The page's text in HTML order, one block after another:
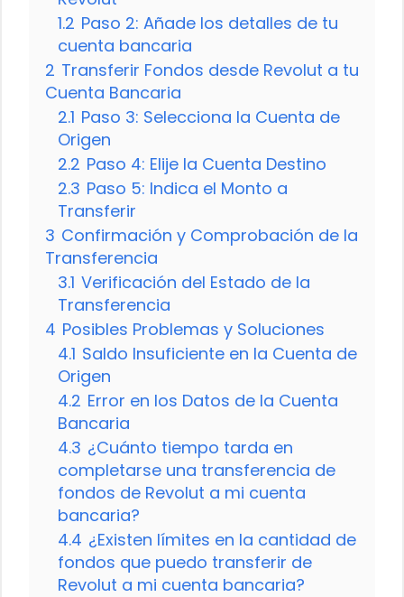
1.2 Paso 2: Añade los detalles de tu
cuenta bancaria
2 Transferir Fondos desde Revolut a tu
Cuenta Bancaria
2.1 Paso 3: Selecciona la Cuenta de
Origen
2.2 Paso 4: Elije la Cuenta Destino
2.3 Paso 5: Indica el Monto a
Transferir
3 Confirmación y Comprobación de la
Transferencia
3.1 Verificación del Estado de la
Transferencia
4 Posibles Problemas y Soluciones
4.1 Saldo Insuficiente en la Cuenta de
Origen
4.2 Error en los Datos de la Cuenta
Bancaria
4.3 ¿Cuánto tiempo tarda en
completarse una transferencia de
fondos de Revolut a mi cuenta
bancaria?
4.4 ¿Existen límites en la cantidad de
fondos que puedo transferir de
Revolut a mi cuenta bancaria?